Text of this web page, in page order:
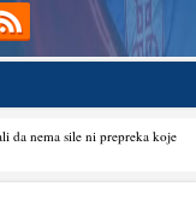
da nema sile ni prepreka koje